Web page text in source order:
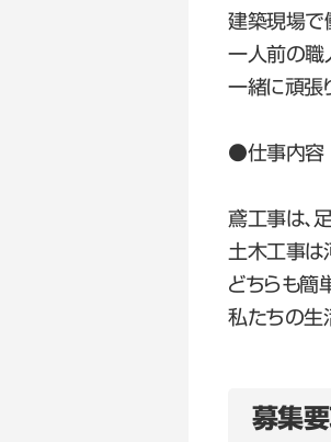
建築現場で
一人前の職
一緒に頑張
●仕事内容
鳶工事は、
土木工事は
どちらも簡
私たちの生
募集